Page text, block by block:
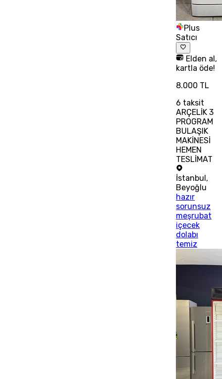
Plus
Satıcı
Elden al,
kartla öde!
8.000 TL
6 taksit
ARÇELİK 3
PROGRAM
BULAŞIK
MAKİNESİ
HEMEN
TESLİMAT
İstanbul,
Beyoğlu
hazır
sorunsuz
meşrubat
içecek
dolabı
temiz